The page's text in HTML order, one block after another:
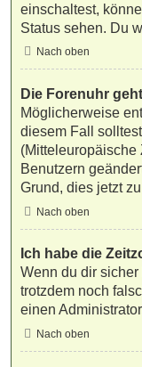
einschaltest,
Status sehen. Du
Nach oben
Die Forenuhr
Möglicherweise
diesem Fall
(Mitteleuropäische
Benutzern
Grund, dies jetzt
Nach oben
Ich habe die
Wenn du dir
trotzdem noch
einen
Nach oben